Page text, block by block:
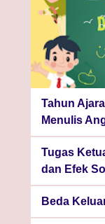
Tahun
Menulis
Tugas
dan Efek
Beda